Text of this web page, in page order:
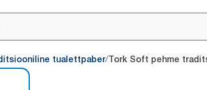
tualettpaber/Tork Soft pehme